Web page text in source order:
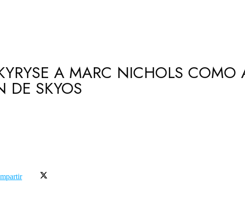
A MARC NICHOLS COMO
DE SKYOS